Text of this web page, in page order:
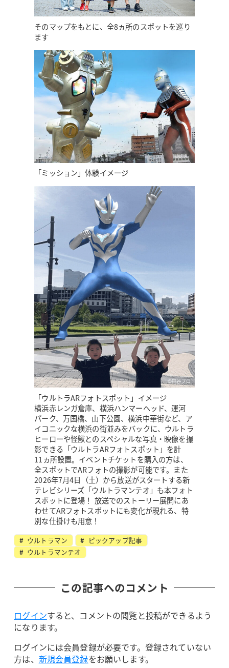
そのマップをもとに、全8ヵ所のスポットを巡り
ます
「ミッション」体験イメージ
「ウルトラARフォトスポット」イメージ
横浜赤レンガ倉庫、横浜ハンマーヘッド、運河
パーク、万国橋、山下公園、横浜中華街など、ア
イコニックな横浜の街並みをバックに、ウルトラ
ヒーローや怪獣とのスペシャルな写真・映像を撮
影できる「ウルトラARフォトスポット」を計
11ヵ所設置。イベントチケットを購入の方は、
全スポットでARフォトの撮影が可能です。また
2026年7月4日（土）から放送がスタートする新
テレビシリーズ「ウルトラマンテオ」も本フォト
スポットに登場！ 放送でのストーリー展開にあ
わせてARフォトスポットにも変化が現れる、特
別な仕掛けも用意！
ウルトラマン
ピックアップ記事
ウルトラマンテオ
この記事へのコメント
ログインすると、コメントの閲覧と投稿ができるよう
になります。
ログインには会員登録が必要です。登録されていない
方は、 新規会員登録をお願いします。